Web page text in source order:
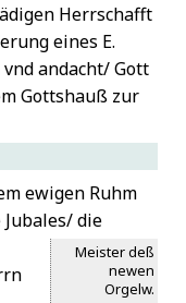
Herrschafft
eines E.
andacht/ Gott
Gottshauß zur
ewigen Ruhm
die
Meister deß
newen
Orgelw.